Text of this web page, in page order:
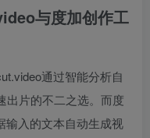
与度加创作工
通过智能分析自
出片的不二之选。而度
输入的文本自动生成视